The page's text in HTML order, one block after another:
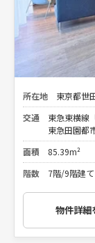
所在地
東京都世
交通
東急東横線
東急田園都
面積
85.39m²
階数
7階/9階建て
物件詳細